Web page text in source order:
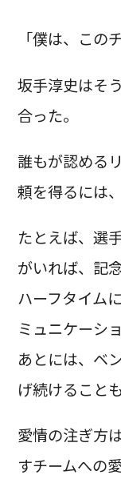
「僕は、この
坂手淳史はそ
合った。
誰もが認める
頼を得るには
たとえば、選
がいれば、記
ハーフタイム
ミュニケーシ
あとには、ベ
げ続けること
愛情の注ぎ方
すチームへの